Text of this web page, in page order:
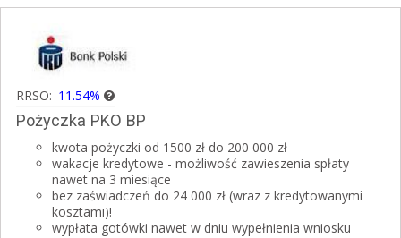
RRSO: 11.54%
Pożyczka PKO BP
kwota pożyczki od 1500 zł do 200 000 zł
wakacje kredytowe - możliwość zawieszenia spłaty
nawet na 3 miesiące
bez zaświadczeń do 24 000 zł (wraz z kredytowanymi
kosztami)!
wypłata gotówki nawet w dniu wypełnienia wniosku